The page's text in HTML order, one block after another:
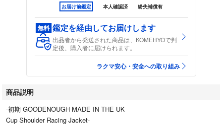
お届け前鑑定 本人確認済 紛失補償有
無料 鑑定を経由してお届けします
出品者から発送された商品は、KOMEHYOで判
定後、購入者に届けられます。
ラクマ安心・安全への取り組み
商品説明
-初期 GOODENOUGH MADE IN THE UK
Cup Shoulder Racing Jacket-